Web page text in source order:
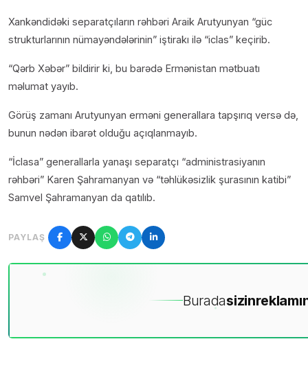
Xankəndidəki separatçıların rəhbəri Araik Arutyunyan “güc
strukturlarının nümayəndələrinin” iştirakı ilə “iclas” keçirib.
“Qərb Xəbər” bildirir ki, bu barədə Ermənistan mətbuatı
məlumat yayıb.
Görüş zamanı Arutyunyan erməni generallara tapşırıq versə də,
bunun nədən ibarət olduğu açıqlanmayıb.
“İclasa” generallarla yanaşı separatçı “administrasiyanın
rəhbəri” Karen Şahramanyan və “təhlükəsizlik şurasının katibi”
Samvel Şahramanyan da qatılıb.
PAYLAŞ
Buradasizin